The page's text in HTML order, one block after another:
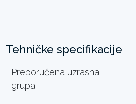
Tehničke specifikacije
Preporučena uzrasna
grupa